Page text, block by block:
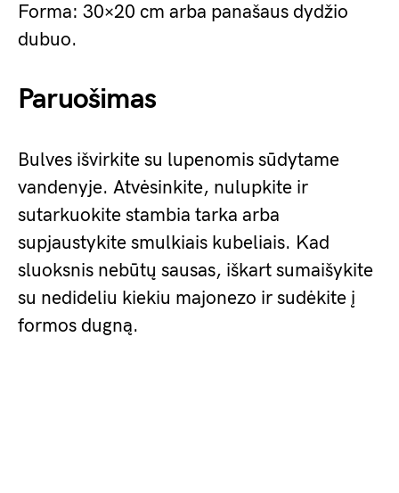
Forma: 30×20 cm arba panašaus dydžio
dubuo.
Paruošimas
Bulves išvirkite su lupenomis sūdytame
vandenyje. Atvėsinkite, nulupkite ir
sutarkuokite stambia tarka arba
supjaustykite smulkiais kubeliais. Kad
sluoksnis nebūtų sausas, iškart sumaišykite
su nedideliu kiekiu majonezo ir sudėkite į
formos dugną.